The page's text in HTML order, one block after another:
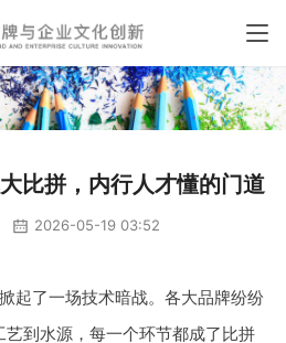
比拼，内行人才懂的门道
2026-05-19 03:52
起了一场技术暗战。各大品牌纷纷
到水源，每一个环节都成了比拼